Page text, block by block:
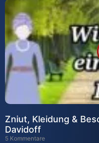
Zniut, Kleidung &
Davidoff
5 Kommentare